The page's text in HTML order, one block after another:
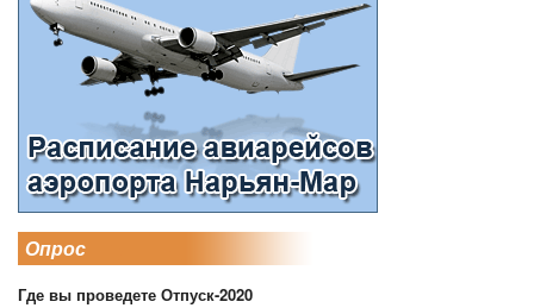
Опрос
Где вы проведете Отпуск-2020